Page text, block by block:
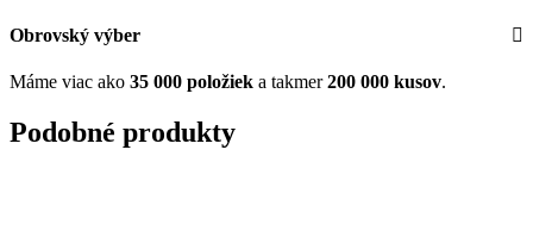
Obrovský výber
Máme viac ako 35 000 položiek a takmer200 000 kusov.
Podobné produkty